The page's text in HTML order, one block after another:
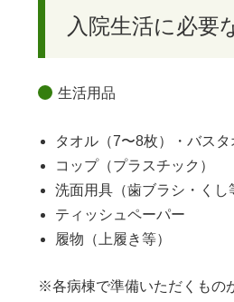
入院生活に必要
生活用品
タオル（7〜8枚）・バスタ
コップ（プラスチック）
洗面用具（歯ブラシ・くし
ティッシュペーパー
履物（上履き等）
※各病棟で準備いただくもの